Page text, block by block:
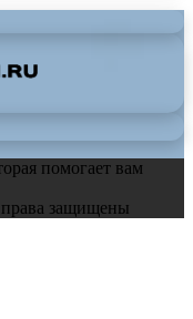
помогает вам
защищены